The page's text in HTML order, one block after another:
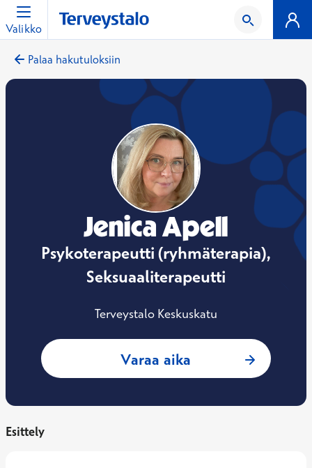
Valikko
Palaa hakutuloksiin
Jenica Apell
Psykoterapeutti (ryhmäterapia),
Seksuaaliterapeutti
Terveystalo Keskuskatu
Varaa aika : Jenica Apell,
Esittely